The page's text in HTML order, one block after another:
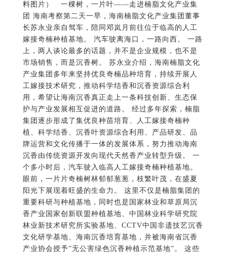
上，两人谈论最多的话题，并不是企业规模，也不是
市场销售，而是沉香树。 苏永业介绍，海南楠脂文化
产业集团多年来坚持优良奇楠品种培育，持续开展人
工嫁接技术研究，推动科学结香和沉香资源综合利
用，希望让海南沉香真正走上一条科技创新、生态保
护与产业发展相互促进的道路。 经过多年探索，楠脂
集团逐步形成了集优良种苗培育、人工嫁接奇楠种
植、科学结香、沉香叶资源综合利用、产品研发、品
牌运营和文化传播于一体的发展体系，努力推动海南
沉香由传统资源开发向现代天然香产业转型升级。 一
个多小时后，汽车驶入临高人工嫁接奇楠种植基地。
眼前，一片片奇楠树林郁郁葱葱，枝繁叶茂，在盛夏
阳光下展现着旺盛的生命力。 这里不仅是楠脂集团的
重要科研与种植基地，同时也是国家林业和草原局沉
香产业国家创新联盟种植基地、中国林业科学研究院
林业新技术研究所实验基地、CCTV中国非遗技艺沉香
文化研学基地、海南沉香培育基地，并被海南省沉香
产业协会授予”无公害绿色沉香种植示范基地”。 这些
牌匾，没有刻意张扬，却记录着企业多年来坚持科技
创新、绿色种植和文化传承的发展历程。 走进树林，
邓岚月注意到，这里的奇楠沉香树树形格外饱满。 苏
永业轻轻扶着树枝介绍，经过不断优化人工嫁接培育